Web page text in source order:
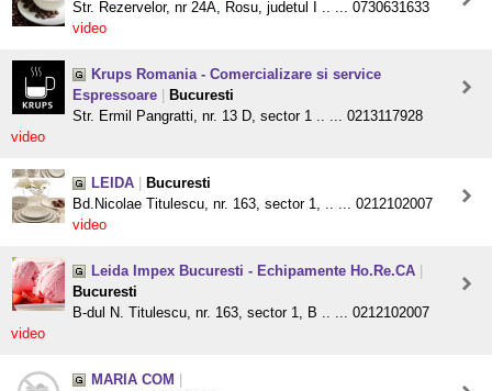
Str. Rezervelor, nr 24A, Rosu, judetul I .. ... 0730631633
video
Krups Romania - Comercializare si service
Espressoare
Bucuresti
Str. Ermil Pangratti, nr. 13 D, sector 1 .. ... 0213117928
video
LEIDA
Bucuresti
Bd.Nicolae Titulescu, nr. 163, sector 1, .. ... 0212102007
video
Leida Impex Bucuresti - Echipamente Ho.Re.CA
Bucuresti
B-dul N. Titulescu, nr. 163, sector 1, B .. ... 0212102007
video
MARIA COM